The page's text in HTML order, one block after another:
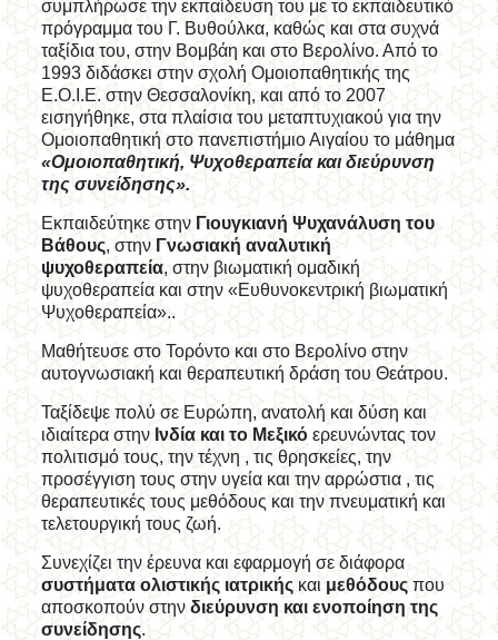
συμπλήρωσε την εκπαίδευση του με το εκπαιδευτικό
πρόγραμμα του Γ. Βυθούλκα, καθώς και στα συχνά
ταξίδια του, στην Βομβάη και στο Βερολίνο. Από το
1993 διδάσκει στην σχολή Ομοιοπαθητικής της
Ε.Ο.Ι.Ε. στην Θεσσαλονίκη, και από το 2007
εισηγήθηκε, στα πλαίσια του μεταπτυχιακού για την
Ομοιοπαθητική στο πανεπιστήμιο Αιγαίου το μάθημα
«Ομοιοπαθητική, Ψυχοθεραπεία και διεύρυνση
της συνείδησης».
Εκπαιδεύτηκε στην Γιουγκιανή Ψυχανάλυση του
Βάθους, στην Γνωσιακή αναλυτική
ψυχοθεραπεία, στην βιωματική ομαδική
ψυχοθεραπεία και στην «Ευθυνοκεντρική βιωματική
Ψυχοθεραπεία»..
Μαθήτευσε στο Τορόντο και στο Βερολίνο στην
αυτογνωσιακή και θεραπευτική δράση του Θεάτρου.
Ταξίδεψε πολύ σε Ευρώπη, ανατολή και δύση και
ιδιαίτερα στην Ινδία και το Μεξικόερευνώντας τον
πολιτισμό τους, την τέχνη , τις θρησκείες, την
προσέγγιση τους στην υγεία και την αρρώστια , τις
θεραπευτικές τους μεθόδους και την πνευματική και
τελετουργική τους ζωή.
Συνεχίζει την έρευνα και εφαρμογή σε διάφορα
συστήματα ολιστικής ιατρικήςκαι μεθόδους που
αποσκοπούν στην διεύρυνση και ενοποίηση της
συνείδησης.